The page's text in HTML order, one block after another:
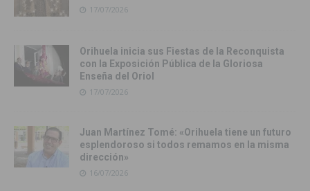
17/07/2026
Orihuela inicia sus Fiestas de la Reconquista
con la Exposición Pública de la Gloriosa
Enseña del Oriol
17/07/2026
Juan Martínez Tomé: «Orihuela tiene un futuro
esplendoroso si todos remamos en la misma
dirección»
16/07/2026